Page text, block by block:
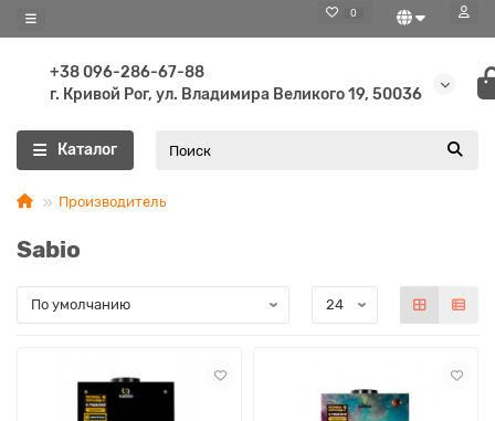
0
+38 096-286-67-88
г. Кривой Рог, ул. Владимира Великого 19, 50036
Каталог
Производитель
Sabio